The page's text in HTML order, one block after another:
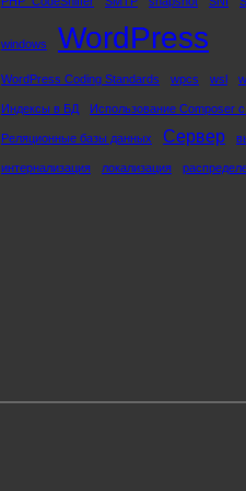
windows WordPress
WordPress Coding Standards wpcs wsl
Индексы в БД Использование Composer
Реляционные базы данных Сервер
интернализация локализация